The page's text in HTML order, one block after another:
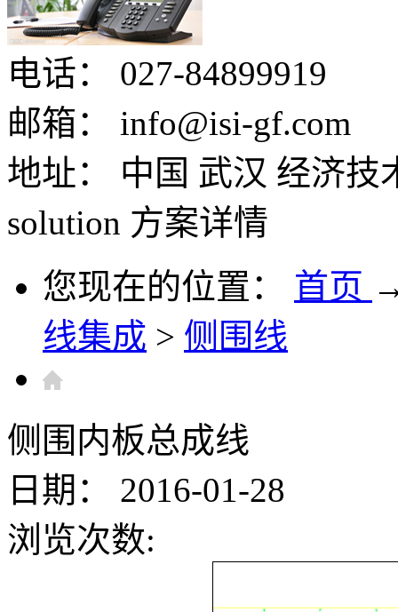
电话： 027-84899919
邮箱： info@isi-gf.com
地址： 中国 武汉 经济技
solution 方案详情
您现在的位置：
首页
线集成 > 侧围线
侧围内板总成线
日期：
2016-01-28
浏览次数: